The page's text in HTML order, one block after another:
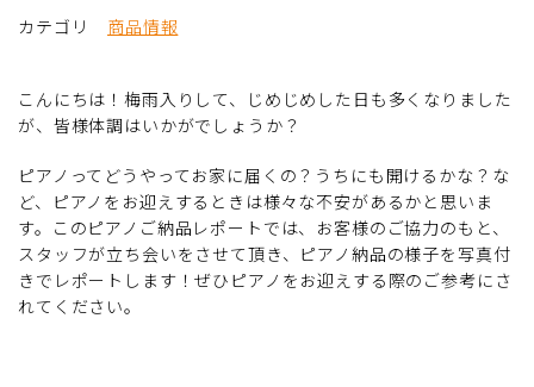
カテゴリ 商品情報
こんにちは！梅雨入りして、じめじめした日も多くなりました
が、皆様体調はいかがでしょうか？
ピアノってどうやってお家に届くの？うちにも開けるかな？な
ど、ピアノをお迎えするときは様々な不安があるかと思いま
す。このピアノご納品レポートでは、お客様のご協力のもと、
スタッフが立ち会いをさせて頂き、ピアノ納品の様子を写真付
きでレポートします！ぜひピアノをお迎えする際のご参考にさ
れてください。